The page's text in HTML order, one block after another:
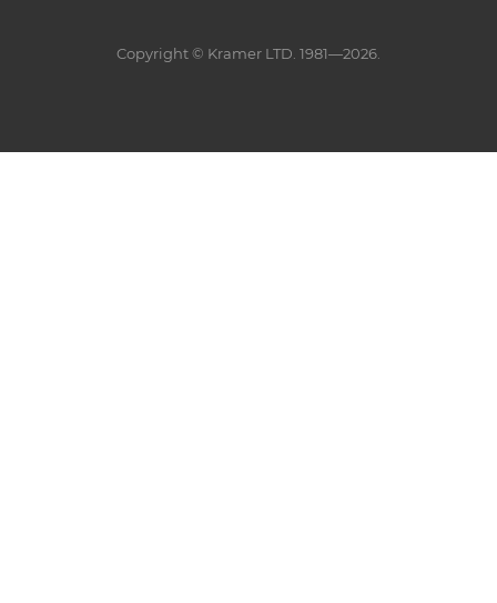
Copyright © Kramer LTD. 1981—2026.